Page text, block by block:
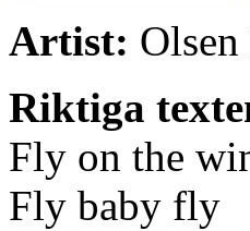
Artist:
Riktiga
Fly on the
Fly baby fly